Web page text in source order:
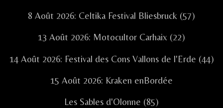
8 Août 2026: Celtika Festival Bliesbruck (57)
13 Août 2026: Motocultor Carhaix (22)
14 Août 2026: Festival des Cons Vallons de l'Erde (44)
15 Août 2026: Kraken enBordée
Les Sables d'Olonne (85)